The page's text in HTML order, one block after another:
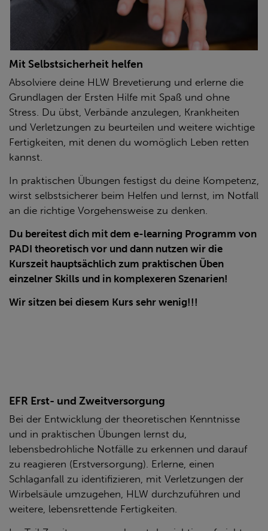
Mit Selbstsicherheit helfen
Absolviere deine HLW Brevetierung und erlerne die
Grundlagen der Ersten Hilfe mit Spaß und ohne
Stress. Du übst, Verbände anzulegen, Krankheiten
und Verletzungen zu beurteilen und weitere wichtige
Fertigkeiten, mit denen du womöglich Leben retten
kannst.
In praktischen Übungen festigst du deine Kompetenz,
wirst selbstsicherer beim Helfen und lernst, im Notfall
an die richtige Vorgehensweise zu denken.
Du bereitest dich mit dem e-learning Programm von
PADI theoretisch vor und dann nutzen wir die
Kurszeit hauptsächlich zum praktischen Üben
einzelner Skills und in komplexeren Szenarien!
Wir sitzen bei diesem Kurs sehr wenig!!!
EFR Erst- und Zweitversorgung
Bei der Entwicklung der theoretischen Kenntnisse
und in praktischen Übungen lernst du,
lebensbedrohliche Notfälle zu erkennen und darauf
zu reagieren (Erstversorgung). Erlerne, einen
Schlaganfall zu identifizieren, mit Verletzungen der
Wirbelsäule umzugehen, HLW durchzuführen und
weitere, lebensrettende Fertigkeiten.